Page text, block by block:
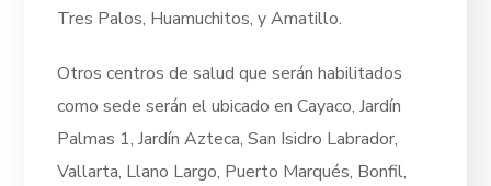
Tres Palos, Huamuchitos, y Amatillo.
Otros centros de salud que serán habilitados
como sede serán el ubicado en Cayaco, Jardín
Palmas 1, Jardín Azteca, San Isidro Labrador,
Vallarta, Llano Largo, Puerto Marqués, Bonfil,